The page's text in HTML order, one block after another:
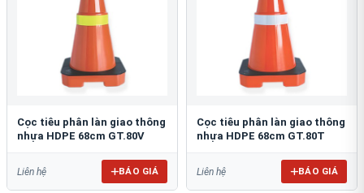
Cọc tiêu phân làn giao thông
nhựa HDPE 68cm GT.80V
Liên hệ BÁO GIÁ
Cọc tiêu phân làn giao thông
nhựa HDPE 68cm GT.80T
Liên hệ BÁO GIÁ